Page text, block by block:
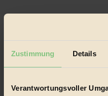
Zustimmung Details
Verantwortungsvoller
© 2026 Biorama GmbH
Mediadaten
Biorama steht für einen
und Produkte, ein Leitfaden im